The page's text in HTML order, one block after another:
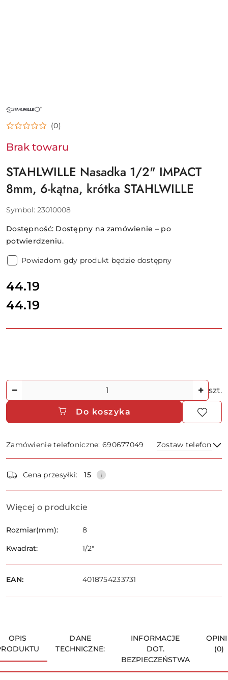
NAZWA
PRODUCENTA:
STAHLWILLE
(0)
Brak towaru
STAHLWILLE Nasadka 1/2" IMPACT
8mm, 6-kątna, krótka STAHLWILLE
Symbol: 23010008
Dostępność: Dostępny na zamówienie – po
potwierdzeniu.
Powiadom gdy produkt będzie dostępny
cena:
44.19
Cena:
44.19
Ilość szt.
Do koszyka
Zamówienie telefoniczne: 690677049 Zostaw telefon
Wyślij
i
dostawa
Cena przesyłki: 15
Więcej o produkcie
Rozmiar(mm):
8
Kwadrat:
1/2"
EAN: 4018754233731
OPIS
DANE
TECHNICZNE:
INFORMACJE
DOT.
BEZPIECZEŃSTWA
(0)